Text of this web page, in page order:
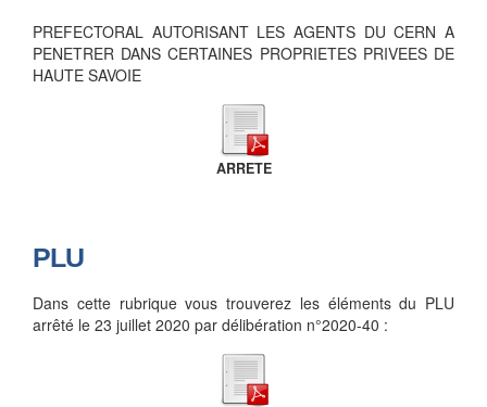
PREFECTORAL AUTORISANT LES AGENTS DU CERN A
PENETRER DANS CERTAINES PROPRIETES PRIVEES DE
HAUTE SAVOIE
ARRETE
PLU
Dans cette rubrique vous trouverez les éléments du PLU
arrêté le 23 juillet 2020 par délibération n°2020-40 :